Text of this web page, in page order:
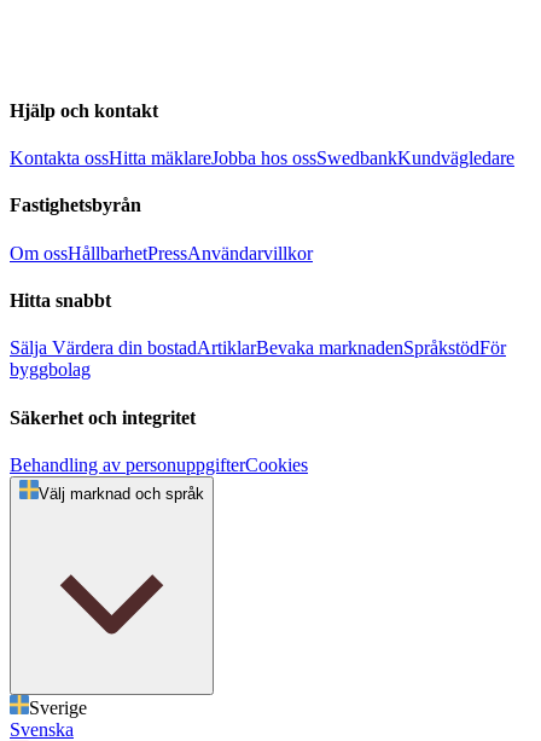
Hjälp och kontakt
Kontakta ossHitta mäklareJobba hos ossSwedbankKundvägledare
Fastighetsbyrån
Om ossHållbarhetPressAnvändarvillkor
Hitta snabbt
Sälja Värdera din bostadArtiklarBevaka marknadenSpråkstödFör
byggbolag
Säkerhet och integritet
Behandling av personuppgifterCookies
Välj marknad och språk
Sverige
Svenska